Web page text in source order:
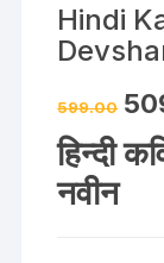
Hindi
599.00
हिन्दी
नवीन